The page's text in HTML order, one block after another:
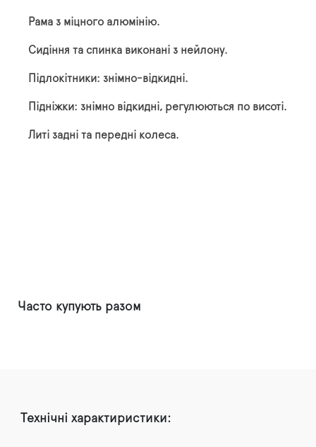
Рама з міцного алюмінію.
Сидіння та спинка виконані з нейлону.
Підлокітники: знімно-відкидні.
Підніжки: знімно відкидні, регулюються по висоті.
Литі задні та передні колеса.
Часто купують разом
Технічні характиристики: